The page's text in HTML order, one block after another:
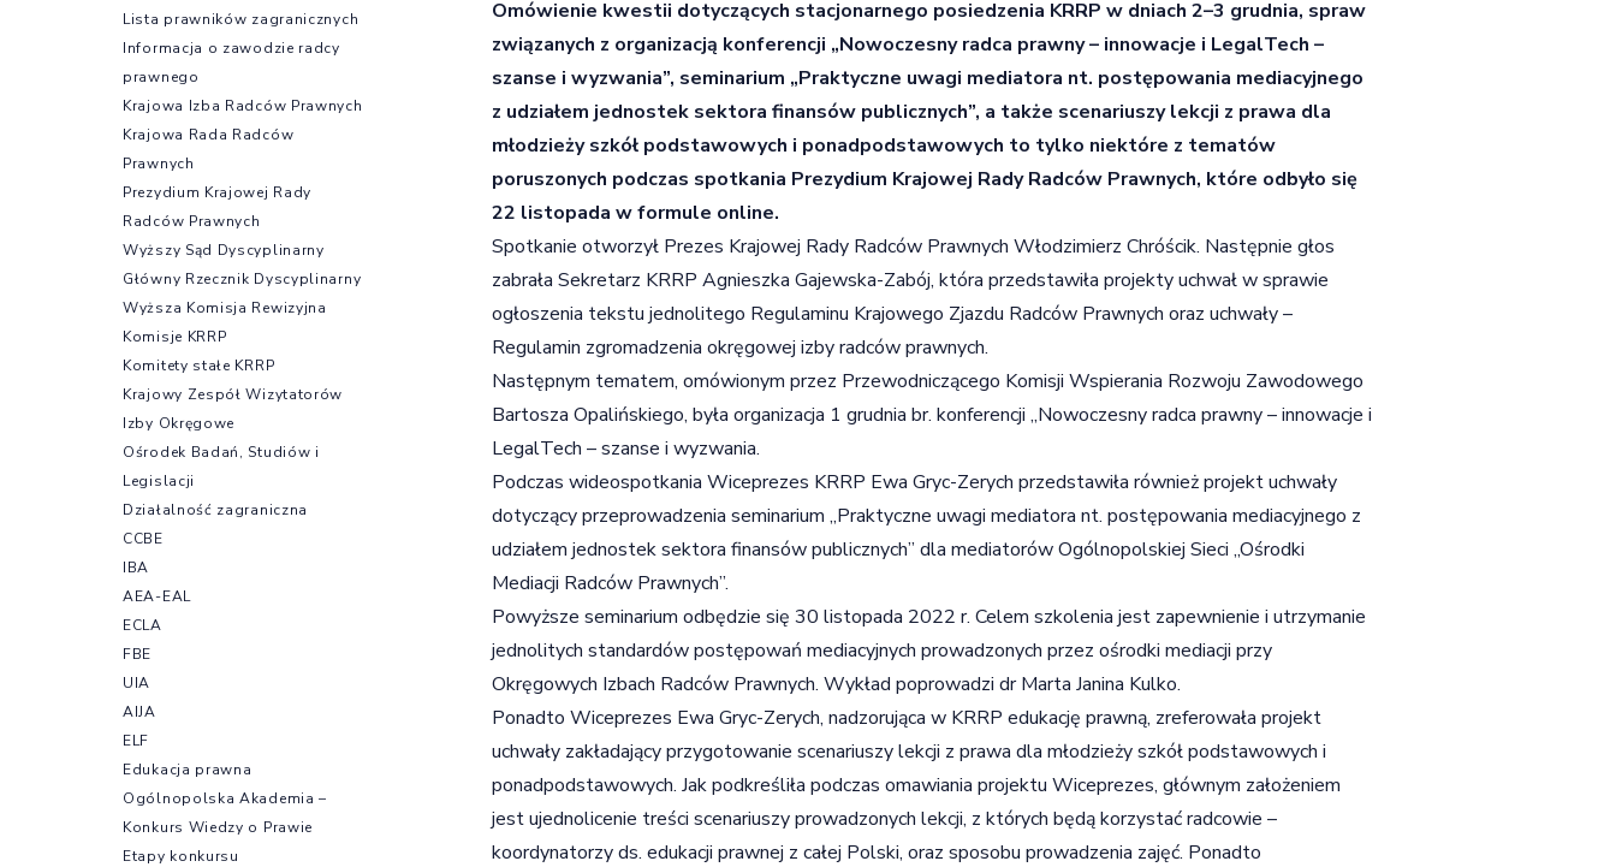
Omówienie kwestii dotyczących stacjonarnego posiedzenia KRRP w dniach 2–3 grudnia, spraw
związanych z organizacją konferencji „Nowoczesny radca prawny – innowacje i LegalTech –
szanse i wyzwania”, seminarium „Praktyczne uwagi mediatora nt. postępowania mediacyjnego
z udziałem jednostek sektora finansów publicznych”, a także scenariuszy lekcji z prawa dla
młodzieży szkół podstawowych i ponadpodstawowych to tylko niektóre z tematów
poruszonych podczas spotkania Prezydium Krajowej Rady Radców Prawnych, które odbyło się
22 listopada w formule online.
Spotkanie otworzył Prezes Krajowej Rady Radców Prawnych Włodzimierz Chróścik. Następnie głos
zabrała Sekretarz KRRP Agnieszka Gajewska-Zabój, która przedstawiła projekty uchwał w sprawie
ogłoszenia tekstu jednolitego Regulaminu Krajowego Zjazdu Radców Prawnych oraz uchwały –
Regulamin zgromadzenia okręgowej izby radców prawnych.
Następnym tematem, omówionym przez Przewodniczącego Komisji Wspierania Rozwoju Zawodowego
Bartosza Opalińskiego, była organizacja 1 grudnia br. konferencji „Nowoczesny radca prawny – innowacje i
LegalTech – szanse i wyzwania.
Podczas wideospotkania Wiceprezes KRRP Ewa Gryc-Zerych przedstawiła również projekt uchwały
dotyczący przeprowadzenia seminarium „Praktyczne uwagi mediatora nt. postępowania mediacyjnego z
udziałem jednostek sektora finansów publicznych” dla mediatorów Ogólnopolskiej Sieci „Ośrodki
Mediacji Radców Prawnych”.
Powyższe seminarium odbędzie się 30 listopada 2022 r. Celem szkolenia jest zapewnienie i utrzymanie
jednolitych standardów postępowań mediacyjnych prowadzonych przez ośrodki mediacji przy
Okręgowych Izbach Radców Prawnych. Wykład poprowadzi dr Marta Janina Kulko.
Ponadto Wiceprezes Ewa Gryc-Zerych, nadzorująca w KRRP edukację prawną, zreferowała projekt
uchwały zakładający przygotowanie scenariuszy lekcji z prawa dla młodzieży szkół podstawowych i
ponadpodstawowych. Jak podkreśliła podczas omawiania projektu Wiceprezes, głównym założeniem
jest ujednolicenie treści scenariuszy prowadzonych lekcji, z których będą korzystać radcowie –
koordynatorzy ds. edukacji prawnej z całej Polski, oraz sposobu prowadzenia zajęć. Ponadto
Lista prawników zagranicznych
Informacja o zawodzie radcy
prawnego
Krajowa Izba Radców Prawnych
Krajowa Rada Radców
Prawnych
Prezydium Krajowej Rady
Radców Prawnych
Wyższy Sąd Dyscyplinarny
Główny Rzecznik Dyscyplinarny
Wyższa Komisja Rewizyjna
Komisje KRRP
Komitety stałe KRRP
Krajowy Zespół Wizytatorów
Izby Okręgowe
Ośrodek Badań, Studiów i
Legislacji
Działalność zagraniczna
CCBE
IBA
AEA-EAL
ECLA
FBE
UIA
AIJA
ELF
Edukacja prawna
Ogólnopolska Akademia –
Konkurs Wiedzy o Prawie
Etapy konkursu